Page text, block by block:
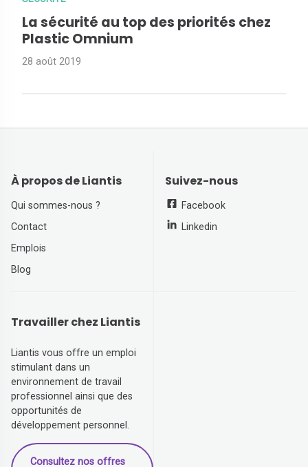
La sécurité au top des priorités chez
Plastic Omnium
28 août 2019
À propos de Liantis
Qui sommes-nous ?
Contact
Emplois
Blog
Suivez-nous
Facebook
Linkedin
Travailler chez Liantis
Liantis vous offre un emploi
stimulant dans un
environnement de travail
professionnel ainsi que des
opportunités de
développement personnel.
Consultez nos offres